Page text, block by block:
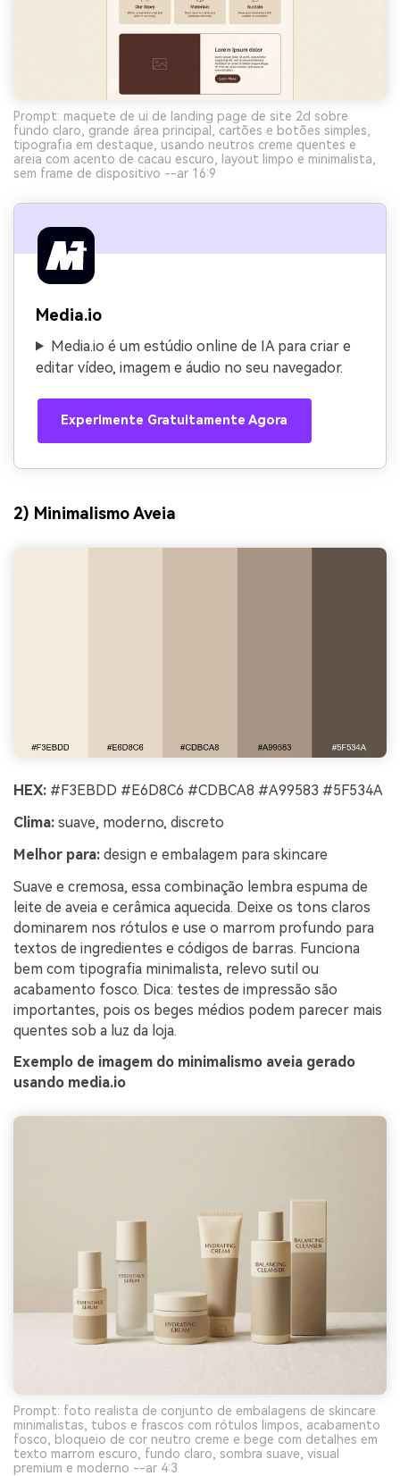
Prompt: maquete de ui de landing page de site 2d sobre
fundo claro, grande área principal, cartões e botões simples,
tipografia em destaque, usando neutros creme quentes e
areia com acento de cacau escuro, layout limpo e minimalista,
sem frame de dispositivo --ar 16:9
Media.io
Media.io é um estúdio online de IA para criar e
editar vídeo, imagem e áudio no seu navegador.
Experimente Gratuitamente Agora
2) Minimalismo Aveia
HEX: #F3EBDD #E6D8C6 #CDBCA8 #A99583 #5F534A
Clima: suave, moderno, discreto
Melhor para: design e embalagem para skincare
Suave e cremosa, essa combinação lembra espuma de
leite de aveia e cerâmica aquecida. Deixe os tons claros
dominarem nos rótulos e use o marrom profundo para
textos de ingredientes e códigos de barras. Funciona
bem com tipografia minimalista, relevo sutil ou
acabamento fosco. Dica: testes de impressão são
importantes, pois os beges médios podem parecer mais
quentes sob a luz da loja.
Exemplo de imagem do minimalismo aveia gerado
usando media.io
Prompt: foto realista de conjunto de embalagens de skincare
minimalistas, tubos e frascos com rótulos limpos, acabamento
fosco, bloqueio de cor neutro creme e bege com detalhes em
texto marrom escuro, fundo claro, sombra suave, visual
premium e moderno --ar 4:3